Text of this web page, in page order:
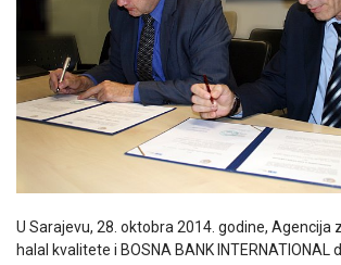
U Sarajevu, 28. oktobra 2014. godine, Agencija
halal kvalitete i BOSNA BANK INTERNATIONAL